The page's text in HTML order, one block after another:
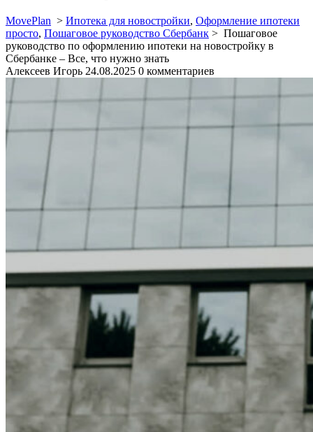
MovePlan > Ипотека для новостройки, Оформление ипотеки
просто, Пошаговое руководство Сбербанк > Пошаговое
руководство по оформлению ипотеки на новостройку в
Сбербанке – Все, что нужно знать
Алексеев Игорь 24.08.2025 0 комментариев